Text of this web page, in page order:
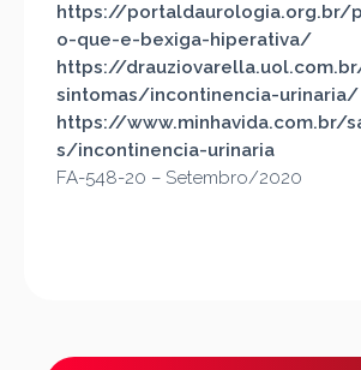
https://
o-que-e-bexiga-hiperativa/
https://
sintomas/incontinencia-urinaria/
https://www.minhavida.com.br/
s/incontinencia-urinaria
FA-548-20 – Setembro/2020